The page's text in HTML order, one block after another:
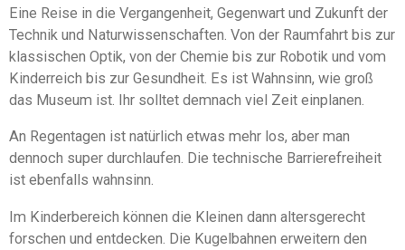
Eine Reise in die Vergangenheit, Gegenwart und Zukunft der
Technik und Naturwissenschaften. Von der Raumfahrt bis zur
klassischen Optik, von der Chemie bis zur Robotik und vom
Kinderreich bis zur Gesundheit. Es ist Wahnsinn, wie groß
das Museum ist. Ihr solltet demnach viel Zeit einplanen.
An Regentagen ist natürlich etwas mehr los, aber man
dennoch super durchlaufen. Die technische Barrierefreiheit
ist ebenfalls wahnsinn.
Im Kinderbereich können die Kleinen dann altersgerecht
forschen und entdecken. Die Kugelbahnen erweitern den